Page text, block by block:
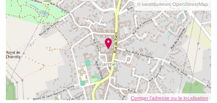
© contributeurs OpenStreetMap
Corriger l’adresse ou la localisation